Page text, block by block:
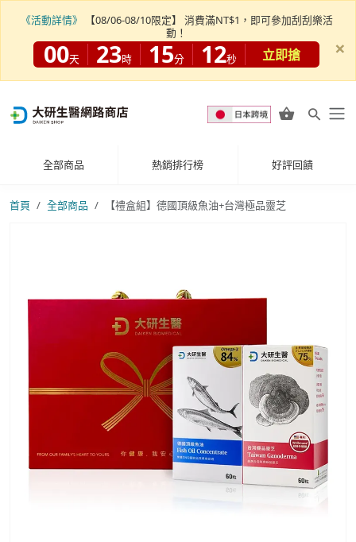
全部商品 熱銷排行榜 好評回饋
首頁 全部商品 【禮盒組】德國頂級魚油+台灣極品靈芝
《活動詳情》
【08/06-08/10限定】 消費滿NT$1，即可參加刮刮樂活
動！
00天 23時 15分 09秒 立即搶 ×